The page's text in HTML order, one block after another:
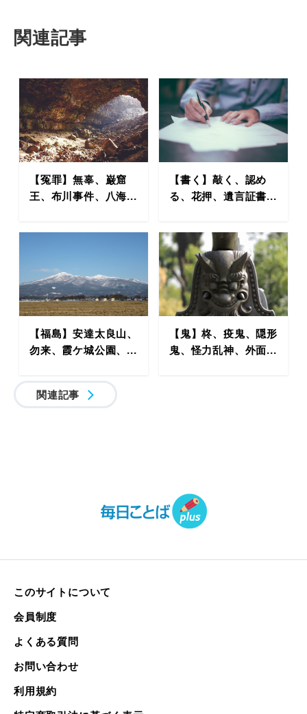
関連記事
【冤罪】無辜、巌窟
王、布川事件、八海...
【書く】敲く、認め
る、花押、遺言証書...
【福島】安達太良山、
勿来、霞ケ城公園、...
【鬼】柊、疫鬼、隠形
鬼、怪力乱神、外面...
関連記事
このサイトについて
会員制度
よくある質問
お問い合わせ
利用規約